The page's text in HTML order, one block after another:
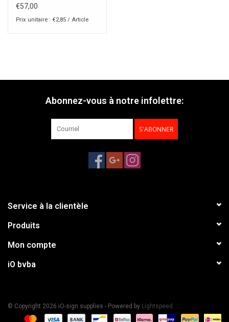
€57,00
Prix unitaire : €2,85 / Article
Abonnez-vous à notre infolettre:
S'ABONNER
Service à la clientèle
Produits
Mon compte
iO bvba
© Copyright 2026 iO-sign supplies - Powered by Lightspeed